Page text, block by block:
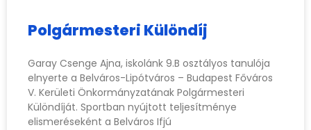
Polgármesteri Különdíj
Garay Csenge Ajna, iskolánk 9.B osztályos tanulója
elnyerte a Belváros-Lipótváros – Budapest Főváros
V. Kerületi Önkormányzatának Polgármesteri
Különdíját. Sportban nyújtott teljesítménye
elismeréseként a Belváros Ifjú